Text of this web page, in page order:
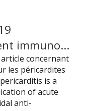
Article publié : Traitement immunosuppresseur dans les péricardites récidivantes
concernant
les péricardites
is a
of acute
anti-